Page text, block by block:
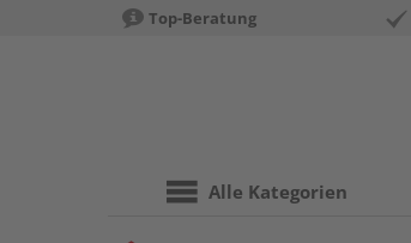
Top-Beratung
Alle Kategorien